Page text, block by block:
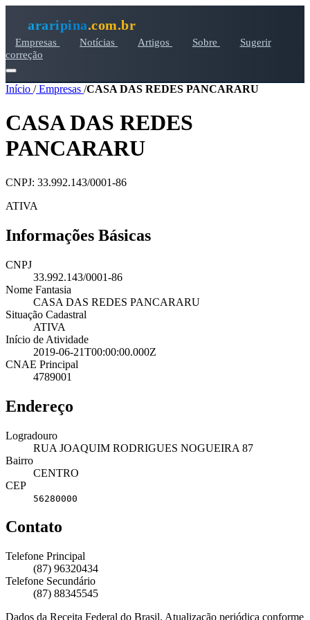
araripina.com.br
Empresas Notícias Artigos Sobre
Sugerir
correção
Início /Empresas /CASA DAS REDES PANCARARU
CASA DAS REDES
PANCARARU
CNPJ: 33.992.143/0001-86
ATIVA
Informações Básicas
CNPJ
33.992.143/0001-86
Nome Fantasia
CASA DAS REDES PANCARARU
Situação Cadastral
ATIVA
Início de Atividade
2019-06-21T00:00:00.000Z
CNAE Principal
4789001
Endereço
Logradouro
RUA JOAQUIM RODRIGUES NOGUEIRA 87
Bairro
CENTRO
CEP
56280000
Contato
Telefone Principal
(87) 96320434
Telefone Secundário
(87) 88345545
Dados da Receita Federal do Brasil. Atualização periódica conforme